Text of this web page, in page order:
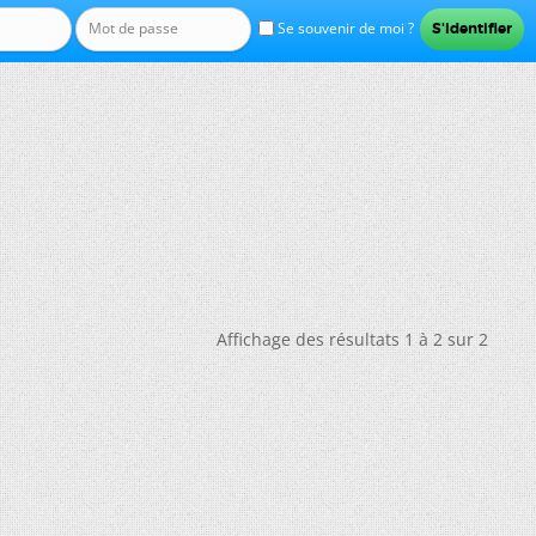
Se souvenir de moi ?
Affichage des résultats 1 à 2 sur 2